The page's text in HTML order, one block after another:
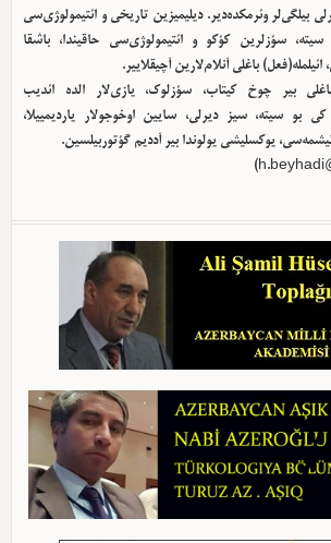
بیلگی‌لر وئرمکده‌دیر. دیلیمیزین تاریخی و ائتیمولوژی‌سی
سؤزلرین کؤکو و ائتیمولوژی‌سی حاقیندا، باشقا
باغلی آنلام‌لارین آچیقلاییر.
بیر چوخ کیتاب، سؤزلوک، یازی‌لار الده ائدیب
کی بو سیته، سیز دیرلی، سایین اوخوجولار یاردیمییلا،
یوکسلیشی یولوندا بیر آددیم گؤتوربیلسین.
)